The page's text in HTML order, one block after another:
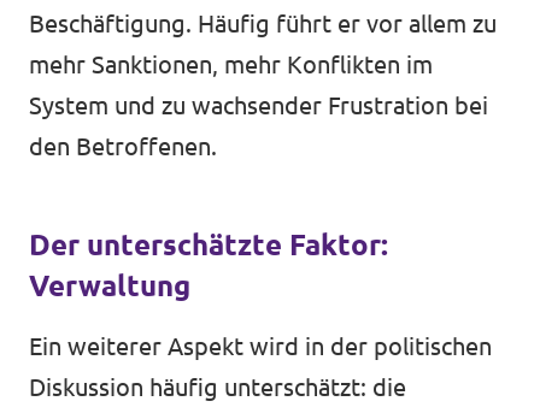
Beschäftigung. Häufig führt er vor allem zu
mehr Sanktionen, mehr Konflikten im
System und zu wachsender Frustration bei
den Betroffenen.
Der unterschätzte Faktor:
Verwaltung
Ein weiterer Aspekt wird in der politischen
Diskussion häufig unterschätzt: die